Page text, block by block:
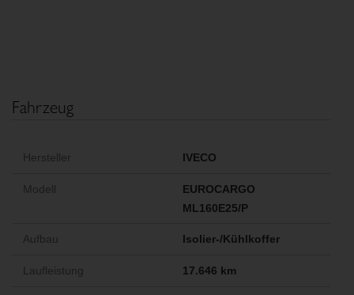
Fahrzeug
Hersteller IVECO
Modell
EUROCARGO
ML160E25/P
Aufbau Isolier-/Kühlkoffer
Laufleistung 17.646 km